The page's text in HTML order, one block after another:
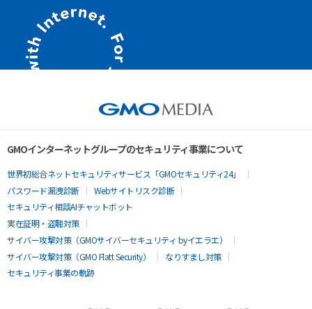
GMOインターネットグループのセキュリティ事業について
世界初総合ネットセキュリティサービス「GMOセキュリティ24」
パスワード漏洩診断
Webサイトリスク診断
セキュリティ相談AIチャットボット
実在証明・盗聴対策
サイバー攻撃対策（GMOサイバーセキュリティ byイエラエ）
サイバー攻撃対策（GMO Flatt Security）
なりすまし対策
セキュリティ事業の軌跡